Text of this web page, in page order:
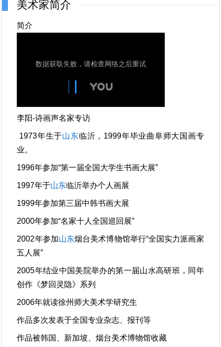
美术家简介
简介
李阳-诗画声名家专访
1973年生于山东临沂，1999年毕业曲阜师大国画专
业。
1996年参加“第一届全国大学生书画大展”
1997年于山东临沂举办个人画展
1999年参加第三届中韩书画大展
2000年参加“名家十人全国巡回展”
2002年参加山东烟台美术博物馆举行“全国实力派画家
五人展”
2005年结业中国美院举办的第一届山水高研班，同年
创作《梦回灵隐》系列
2006年就读徐州师大美术学研究生
作品多次发表于全国专业杂志、报刊等
作品被韩国、新加坡、烟台美术博物馆收藏